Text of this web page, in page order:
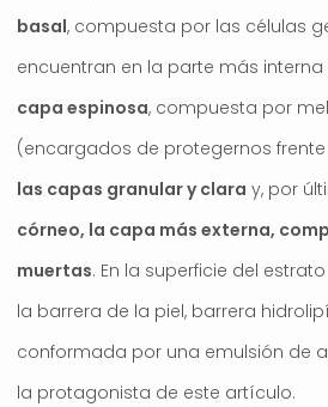
basal, compuesta por las células
encuentran en la parte más
capa espinosa, compuesta por
(encargados de protegernos
las capas granular y clara y, por
córneo, la capa más externa,
muertas. En la superficie del
la barrera de la piel, barrera
conformada por una emulsión de
la protagonista de este artículo.